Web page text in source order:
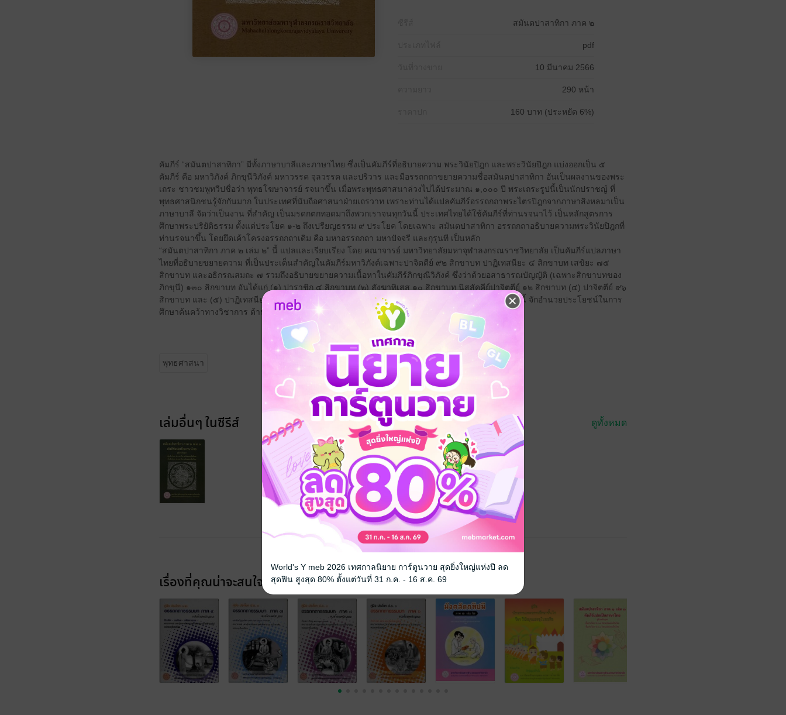
สมันตปาสาทิกา ภาค ๒
pdf
10 มีนาคม 2566
290 หน้า
160 บาท (ประหยัด 6%)
คัมภีร์ “สมันตปาสาทิกา” มีทั้งภาษาบาลีและภาษาไทย ซึ่งเป็นคัมภีร์ที่อธิบายความ พระวินัยปิฎก และพระวินัยปิฎก แบ่งออกเป็น ๕
คัมภีร์ คือ มหาวิภังค์ ภิกขุนีวิภังค์ มหาวรรค จุลวรรค และปริวาร และมีอรรถกถาขยายความชื่อสมันตปาสาทิกา อันเป็นผลงานของพระ
เถระ ชาวชมพูทวีปชื่อว่า พุทธโฆษาจารย์ รจนาขึ้น เมื่อพระพุทธศาสนาล่วงไปได้ประมาณ ๑,๐๐๐ ปี พระเถระรูปนี้เป็นนักปราชญ์ ที่
พุทธศาสนิกชนรู้จักกันมาก ในประเทศที่นับถือศาสนาฝ่ายเถรวาท เพราะท่านได้แปลคัมภีร์อรรถกถาพระไตรปิฎกจากภาษาสิงหลมาเป็น
ภาษาบาลี จัดว่าเป็นงาน ที่สำคัญ เป็นมรดกตกทอดมาถึงพวกเราจนทุกวันนี้ ประเทศไทยได้ใช้คัมภีร์ที่ท่านรจนาไว้ เป็นหลักสูตรการ
ศึกษาพระปริยัติธรรม ตั้งแต่ประโยค ๑-๒ ถึงเปรียญธรรม ๙ ประโยค โดยเฉพาะ สมันตปาสาทิกา อรรถกถาอธิบายความพระวินัยปิฎกที่
ท่านรจนาขึ้น โดยยึดเค้าโครงอรรถกถาเดิม คือ มหาอรรถกถา มหาปัจจรี และกุรุนที เป็นหลัก
“สมันตปาสาทิกา ภาค ๒ เล่ม ๒” นี้ แปลและเรียบเรียง โดย คณาจารย์ มหาวิทยาลัยมหาจุฬาลงกรณราชวิทยาลัย เป็นคัมภีร์แปลภาษา
ไทยที่อธิบายขยายความ ที่เป็นประเด็นสำคัญในคัมภีร์มหาวิภังค์เฉพาะปาจิตตีย์ ๙๒ สิกขาบท ปาฏิเทสนียะ ๔ สิกขาบท เสขิยะ ๗๕
สิกขาบท และอธิกรณสมถะ ๗ รวมถึงอธิบายขยายความเนื้อหาในคัมภีร์ภิกขุณีวิภังค์ ซึ่งว่าด้วยอสาธารณบัญญัติ (เฉพาะสิกขาบทของ
ภิกขุนี) ๑๓๐ สิกขาบท อันได้แก่ (๑) ปาราชิก ๔ สิกขาบท (๒) สังฆาทิเสส ๑๐ สิกขาบท นิสสัคคีย์ปาจิตตีย์ ๑๒ สิกขาบท (๔) ปาจิตตีย์ ๙๖
สิกขาบท และ (๕) ปาฏิเทสนียกัณฑ์ ๘ สิกขาบท หวังเป็นอย่างยิ่งว่า “สมันตปาสาทิกา ภาค ๒ เล่ม ๒” เล่มนี้ จักอำนวยประโยชน์ในการ
ศึกษาค้นคว้าทางวิชาการ ด้านพระพุทธศาสนาของพระภิกษุสามเณร นิสิต นักศึกษาและประชาชนทั่วไป
พุทธศาสนา
เล่มอื่นๆ ในซีรีส์ ดูทั้งหมด
เรื่องที่คุณน่าจะสนใจ
World's Y meb 2026 เทศกาลนิยาย การ์ตูนวาย สุดยิ่งใหญ่แห่งปี ลด
สุดฟิน สูงสุด 80% ตั้งแต่วันที่ 31 ก.ค. - 16 ส.ค. 69